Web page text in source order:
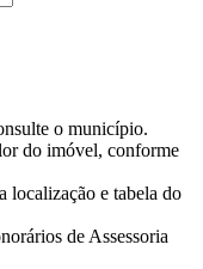
o município.
do imóvel, conforme
localização e tabela do
de Assessoria